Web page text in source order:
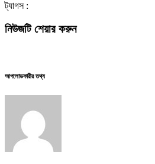
ট্যাগস :
নিউজটি শেয়ার করুন
আপলোডকারীর তথ্য